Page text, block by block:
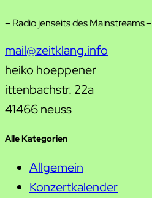
– Radio jenseits des Mainstreams –
mail@zeitklang.info
heiko hoeppener
ittenbachstr. 22a
41466 neuss
Alle Kategorien
Allgemein
Konzertkalender